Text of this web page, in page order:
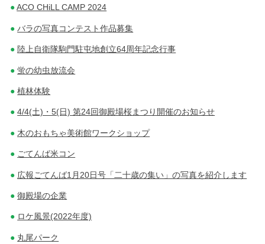
ACO CHiLL CAMP 2024
バラの写真コンテスト作品募集
陸上自衛隊駒門駐屯地創立64周年記念行事
蛍の幼虫放流会
植林体験
4/4(土)・5(日) 第24回御殿場桜まつり開催のお知らせ
木のおもちゃ美術館ワークショップ
ごてんば米コン
広報ごてんば1月20日号「二十歳の集い」の写真を紹介します
御殿場の企業
ロケ風景(2022年度)
丸尾パーク